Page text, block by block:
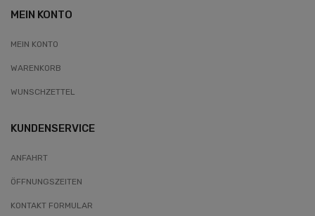
MEIN KONTO
MEIN KONTO
WARENKORB
WUNSCHZETTEL
KUNDENSERVICE
ANFAHRT
ÖFFNUNGSZEITEN
KONTAKT FORMULAR